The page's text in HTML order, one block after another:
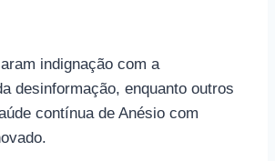
indignação com a
desinformação, enquanto outros
contínua de Anésio com